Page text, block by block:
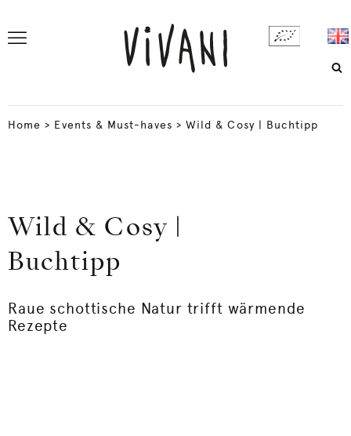
Home > Events & Must-haves > Wild & Cosy | Buchtipp
Wild & Cosy |
Buchtipp
Raue schottische Natur trifft wärmende
Rezepte